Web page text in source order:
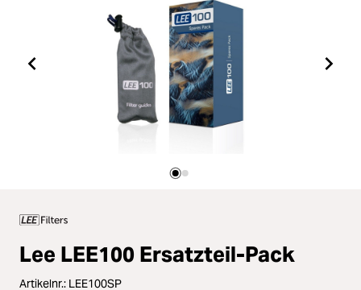
Objektive
Loading... Video & Drohnen
Stative & Gimbals
Loading...Zubehör
Loading...
Lee LEE100 Ersatzteil-Pack
Artikelnr.: LEE100SP